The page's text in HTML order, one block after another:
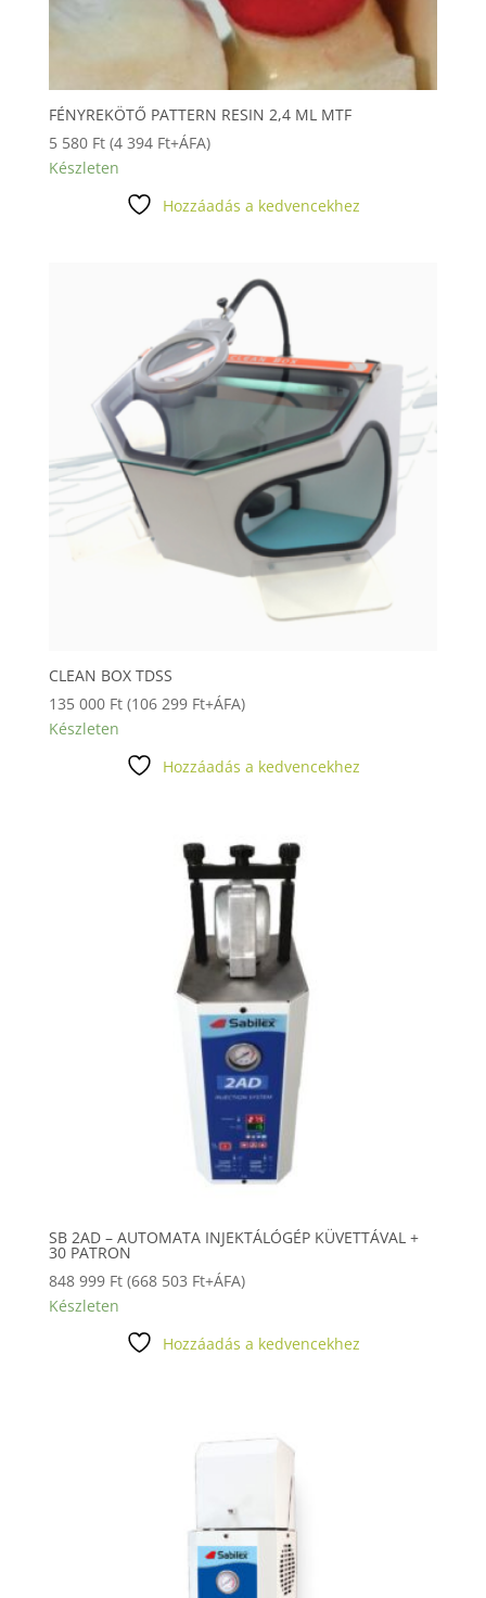
FÉNYREKÖTŐ PATTERN RESIN 2,4 ML MTF
5 580 Ft (4 394 Ft+ÁFA)
Készleten
Hozzáadás a kedvencekhez
CLEAN BOX TDSS
135 000 Ft (106 299 Ft+ÁFA)
Készleten
Hozzáadás a kedvencekhez
SB 2AD – AUTOMATA INJEKTÁLÓGÉP KÜVETTÁVAL +
30 PATRON
848 999 Ft (668 503 Ft+ÁFA)
Készleten
Hozzáadás a kedvencekhez